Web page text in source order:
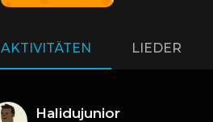
AKTIVITÄTEN LIEDER
Halidujunior